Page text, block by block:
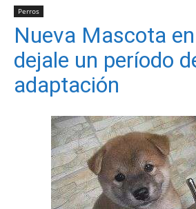
Perros
Razas
Perros
Nueva Mascota
dejale un período
adaptación